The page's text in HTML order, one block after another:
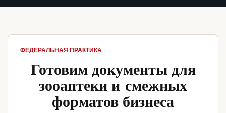
ФЕДЕРАЛЬНАЯ ПРАКТИКА
Готовим документы для
зооаптеки и смежных
форматов бизнеса